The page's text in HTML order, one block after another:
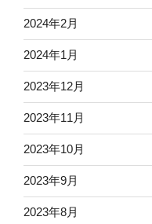
2024年2月
2024年1月
2023年12月
2023年11月
2023年10月
2023年9月
2023年8月